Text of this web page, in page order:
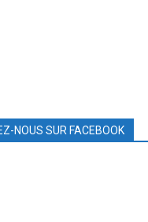
NOUS SUR FACEBOOK